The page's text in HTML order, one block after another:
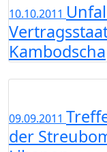
10.10.2011
Kambodscha
09.09.2011
der